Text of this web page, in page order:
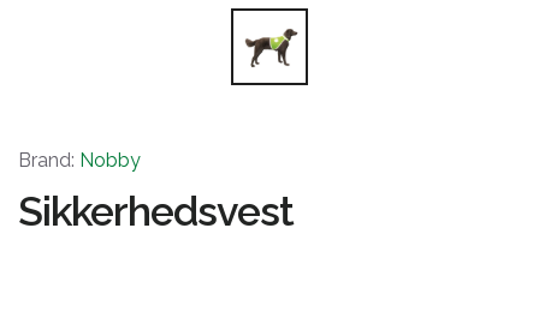
Brand: Nobby
Sikkerhedsvest